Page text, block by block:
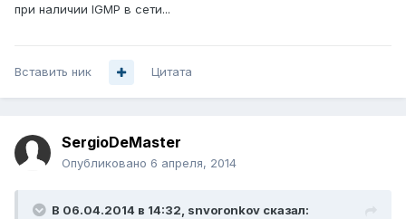
при наличии IGMP в сети...
Вставить ник Цитата
SergioDeMaster
Опубликовано 6 апреля, 2014
В 06.04.2014 в 14:32, snvoronkov сказал: